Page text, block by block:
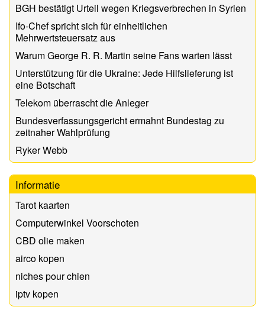
BGH bestätigt Urteil wegen Kriegsverbrechen in Syrien
Ifo-Chef spricht sich für einheitlichen
Mehrwertsteuersatz aus
Warum George R. R. Martin seine Fans warten lässt
Unterstützung für die Ukraine: Jede Hilfslieferung ist
eine Botschaft
Telekom überrascht die Anleger
Bundesverfassungsgericht ermahnt Bundestag zu
zeitnaher Wahlprüfung
Ryker Webb
Informatie
Tarot kaarten
Computerwinkel Voorschoten
CBD olie maken
airco kopen
niches pour chien
iptv kopen